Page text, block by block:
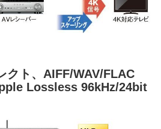
クト、AIFF/WAV/FLAC
Lossless 96kHz/24bit